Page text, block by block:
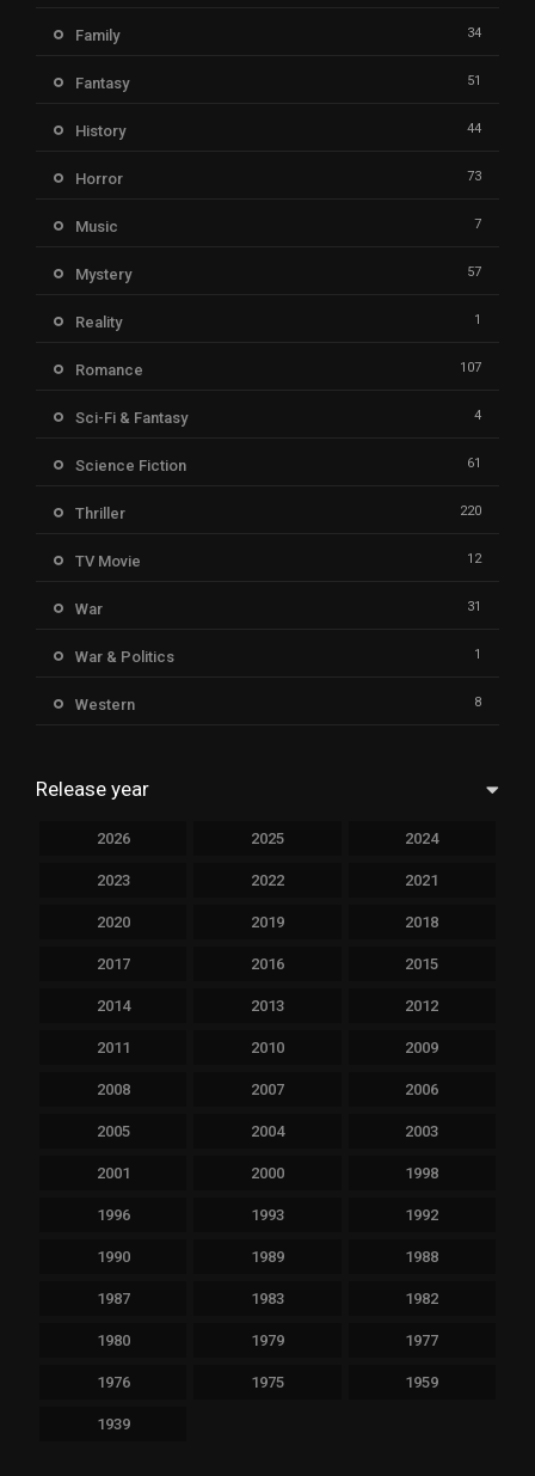
Family 34
Fantasy 51
History 44
Horror 73
Music 7
Mystery 57
Reality 1
Romance 107
Sci-Fi & Fantasy 4
Science Fiction 61
Thriller 220
TV Movie 12
War 31
War & Politics 1
Western 8
Release year
2026 2025 2024
2023 2022 2021
2020 2019 2018
2017 2016 2015
2014 2013 2012
2011 2010 2009
2008 2007 2006
2005 2004 2003
2001 2000 1998
1996 1993 1992
1990 1989 1988
1987 1983 1982
1980 1979 1977
1976 1975 1959
1939